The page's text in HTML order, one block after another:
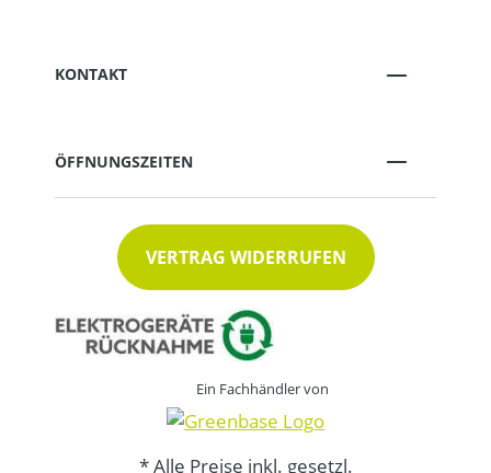
KONTAKT
ÖFFNUNGSZEITEN
VERTRAG WIDERRUFEN
Ein Fachhändler von
* Alle Preise inkl. gesetzl.